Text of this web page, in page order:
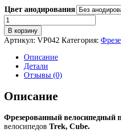
Цвет анодирования
Количество
товара
VP042
Фрезерованный
петух
велосипеда
Cube
(as
D404)
В корзину
Артикул: VP042 Категория:
Описание
Детали
Отзывы (0)
Описание
Фрезерованный велосипедный
велосипедов Trek, Cube.